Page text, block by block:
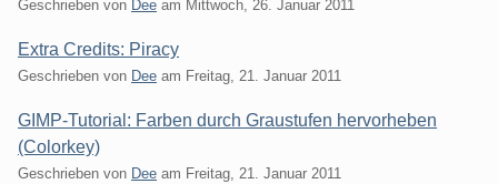
Geschrieben von Dee am Mittwoch, 26. Januar 2011
Extra Credits: Piracy
Geschrieben von Dee am Freitag, 21. Januar 2011
GIMP-Tutorial: Farben durch Graustufen hervorheben
(Colorkey)
Geschrieben von Dee am Freitag, 21. Januar 2011